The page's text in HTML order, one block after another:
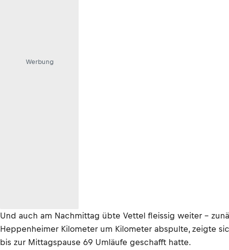
Werbung
Und auch am Nachmittag übte Vettel fleissig weiter –
Heppenheimer Kilometer um Kilometer abspulte, zeigte
bis zur Mittagspause 69 Umläufe geschafft hatte.